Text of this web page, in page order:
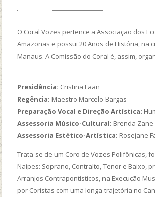
O Coral Vozes pertence a Associação dos
Amazonas e possui 20 Anos de História, na
Manaus. A Comissão do Coral é, assim,
Presidência: Cristina Laan
Regência: Maestro Marcelo Bargas
Preparação Vocal e Direção Artística:
Assessoria Músico-Cultural: Brenda Zane
Assessoria Estético-Artística: Rosejane
Trata-se de um Coro de Vozes Polifônicas,
Naipes: Soprano, Contralto, Tenor e Baixo,
Arranjos Contrapontísticos, na Execução
por Coristas com uma longa trajetória no